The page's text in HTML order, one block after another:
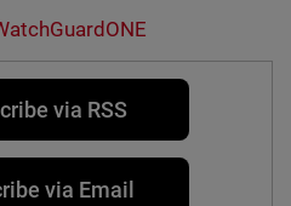
via RSS
via Email